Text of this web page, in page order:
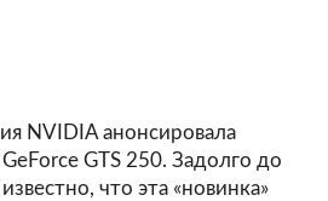
NVIDIA анонсировала
GTS 250. Задолго до
что эта «новинка»